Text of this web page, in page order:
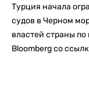
Турция начала
судов в Черном
властей страны
Bloomberg со